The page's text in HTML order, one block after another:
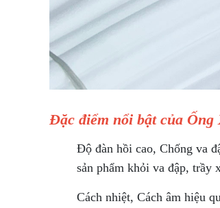
Đặc điểm nổi bật của Ống
Độ đàn hồi cao, Chống va
sản phẩm khỏi va đập, trầy
Cách nhiệt, Cách âm hiệu